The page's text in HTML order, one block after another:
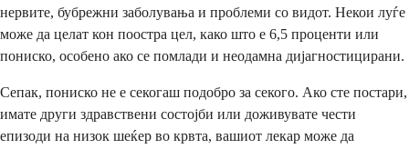
нервите, бубрежни заболувања и проблеми со видот. Некои луѓе
може да целат кон поостра цел, како што е 6,5 проценти или
пониско, особено ако се помлади и неодамна дијагностицирани.
Сепак, пониско не е секогаш подобро за секого. Ако сте постари,
имате други здравствени состојби или доживувате чести
епизоди на низок шеќер во крвта, вашиот лекар може да